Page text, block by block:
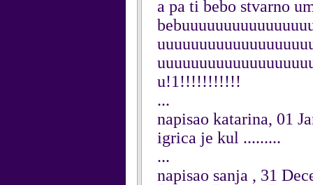
a pa ti bebo stvarno
u!1!!!!!!!!!!!
...
napisao katarina, 01
igrica je kul .........
...
napisao sanja , 31